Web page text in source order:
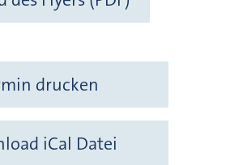
drucken
iCal Datei